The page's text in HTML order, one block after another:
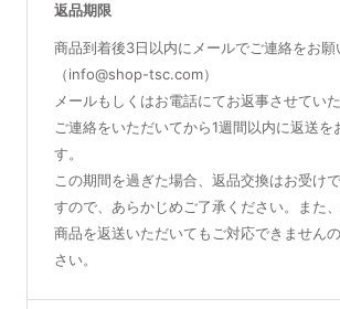
返品期限
商品到着後3日以内にメールでご連絡をお願
（info@shop-tsc.com）
メールもしくはお電話にてお返事させていた
ご連絡をいただいてから1週間以内に返送を
す。
この期間を過ぎた場合、返品交換はお受け
すので、あらかじめご了承ください。また
商品を返送いただいてもご対応できません
さい。